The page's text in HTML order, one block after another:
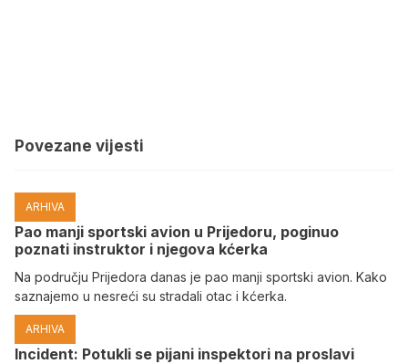
Povezane vijesti
ARHIVA
Pao manji sportski avion u Prijedoru, poginuo
poznati instruktor i njegova kćerka
Na području Prijedora danas je pao manji sportski avion. Kako
saznajemo u nesreći su stradali otac i kćerka.
ARHIVA
Incident: Potukli se pijani inspektori na proslavi